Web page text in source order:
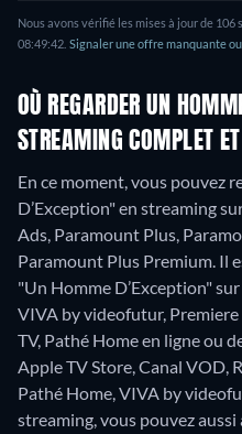
Nous avons vérifié les mises à jour de
08:49:42. Signaler une offre manquante
OÙ REGARDER UN
STREAMING COMPLET
En ce moment, vous pouvez
D’Exception" en streaming
Ads, Paramount Plus,
Paramount Plus Premium. Il
"Un Homme D’Exception"
VIVA by videofutur,
TV, Pathé Home en ligne ou
Apple TV Store, Canal VOD,
Pathé Home, VIVA by
streaming, vous pouvez